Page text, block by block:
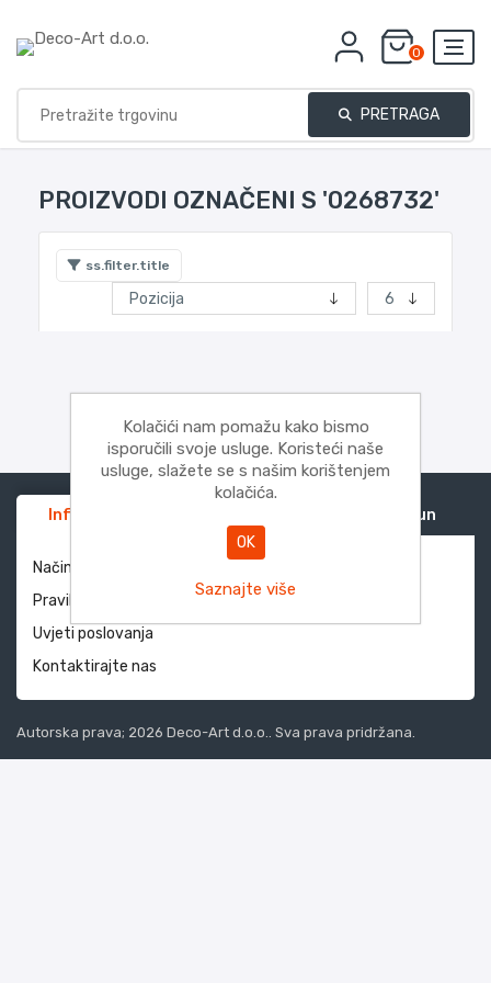
0
PRETRAGA
PROIZVODI OZNAČENI S '0268732'
ss.filter.title
Informacije Moj račun
Način dostave i povrati
Pravila privatnosti
Uvjeti poslovanja
Kontaktirajte nas
Autorska prava; 2026 Deco-Art d.o.o.. Sva prava pridržana.
Kolačići nam pomažu kako bismo
isporučili svoje usluge. Koristeći naše
usluge, slažete se s našim korištenjem
kolačića.
OK
Saznajte više